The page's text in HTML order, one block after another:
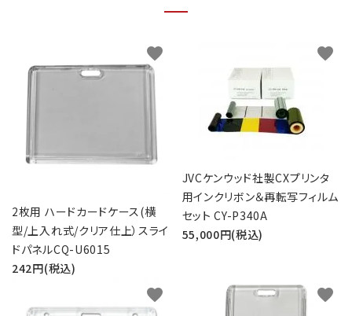
2枚用 ハードカードケース(横
型/上入れ式/クリア仕上）スライ
ドパネルCQ-U6015
242円(税込)
favorite
JVCケンウッド社製CXプリンタ
用インクリボン＆再転写フィルム
セット CY-P340A
55,000円(税込)
favorite
favorite favorite